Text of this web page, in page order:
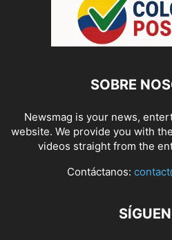
SOBRE
Newsmag is your news,
website. We provide you with
videos straight from the
Contáctanos: